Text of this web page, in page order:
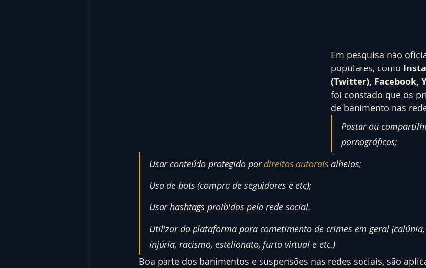
Em pesquisa não
populares, como
(Twitter), Facebook,
foi constado que os
de banimento nas
Postar ou
pornográficos;
Usar conteúdo protegido por direitos autorais alheios;
Uso de bots (compra de seguidores e etc);
Usar hashtags proibidas pela rede social.
Utilizar da plataforma para cometimento de crimes em geral
injúria, racismo, estelionato, furto virtual e etc.)
Boa parte dos banimentos e suspensões nas redes sociais, são